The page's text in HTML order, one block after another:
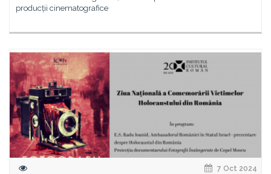
producții cinematografice
7 Oct 2024